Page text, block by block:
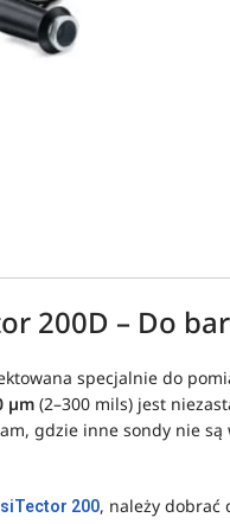
200D – Do
specjalnie do
µm (2–300 mils) jest
gdzie inne sondy nie
200, należy dobrać